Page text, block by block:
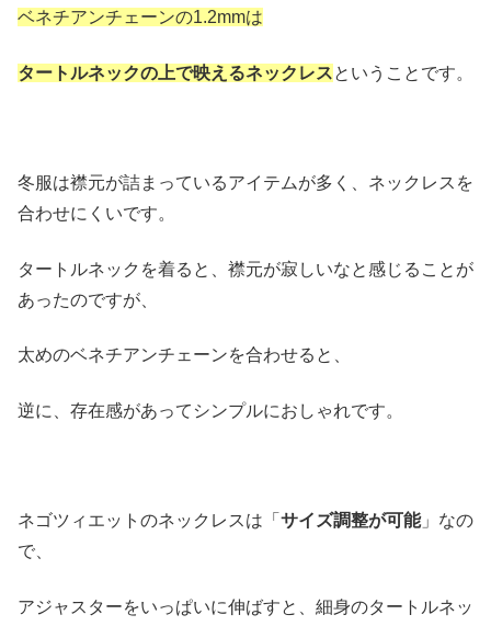
ベネチアンチェーンの1.2mmは
タートルネックの上で映えるネックレスということです。
冬服は襟元が詰まっているアイテムが多く、ネックレスを
合わせにくいです。
タートルネックを着ると、襟元が寂しいなと感じることが
あったのですが、
太めのベネチアンチェーンを合わせると、
逆に、存在感があってシンプルにおしゃれです。
ネゴツィエットのネックレスは「 サイズ調整が可能」なの
で、
アジャスターをいっぱいに伸ばすと、細身のタートルネッ